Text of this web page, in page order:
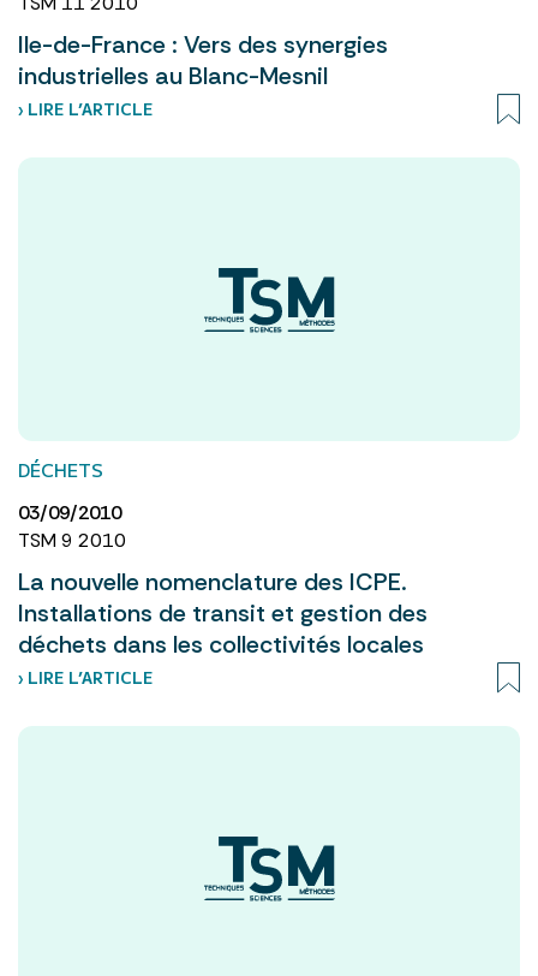
Ile-de-France : Vers des synergies
industrielles au Blanc-Mesnil
› LIRE L’ARTICLE
DÉCHETS
03/09/2010
TSM 9 2010
La nouvelle nomenclature des ICPE.
Installations de transit et gestion des
déchets dans les collectivités locales
› LIRE L’ARTICLE